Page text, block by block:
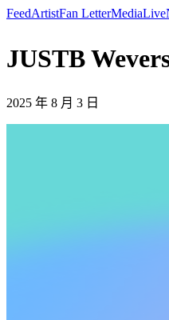
FeedArtistFan LetterMediaLive
JUSTB
2025 年 8 月 3 日